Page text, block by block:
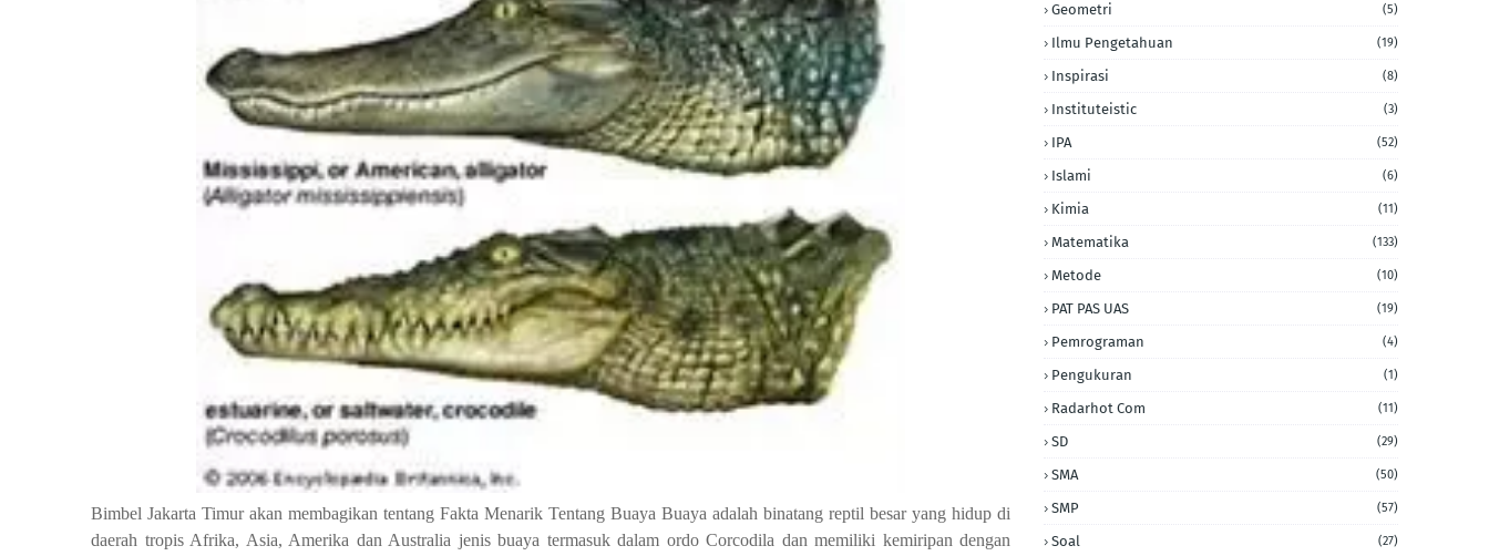
Bimbel Jakarta Timur akan membagikan tentang Fakta Menarik Tentang Buaya Buaya adalah binatang reptil besar yang hidup di
daerah tropis Afrika, Asia, Amerika dan Australia jenis buaya termasuk dalam ordo Corcodila dan memiliki kemiripan dengan
Geometri (5)
Ilmu Pengetahuan (19)
Inspirasi (8)
Instituteistic (3)
IPA (52)
Islami (6)
Kimia (11)
Matematika (133)
Metode (10)
PAT PAS UAS (19)
Pemrograman (4)
Pengukuran (1)
Radarhot Com (11)
SD (29)
SMA (50)
SMP (57)
Soal (27)